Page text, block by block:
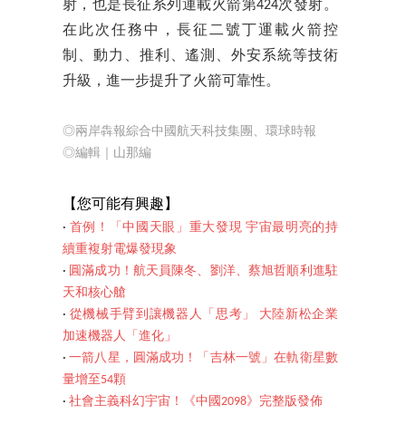
射，也是長征系列運載火箭第424次發射。
在此次任務中，長征二號丁運載火箭控
制、動力、推利、遙測、外安系統等技術
升級，進一步提升了火箭可靠性。
◎兩岸犇報綜合中國航天科技集團、環球時報
◎編輯｜山那編
【您可能有興趣】
‧ 首例！「中國天眼」重大發現 宇宙最明亮的持
續重複射電爆發現象
‧ 圓滿成功！航天員陳冬、劉洋、蔡旭哲順利進駐
天和核心艙
‧ 從機械手臂到讓機器人「思考」 大陸新松企業
加速機器人「進化」
‧一箭八星，圓滿成功！「吉林一號」在軌衛星數
量增至54顆
‧ 社會主義科幻宇宙！《中國2098》完整版發佈